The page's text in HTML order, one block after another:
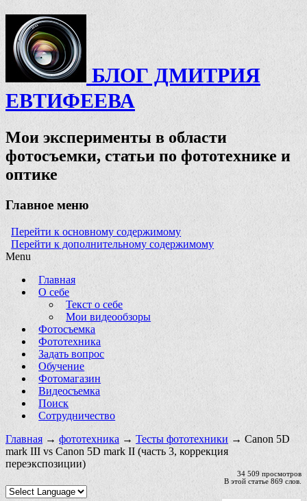
БЛОГ ДМИТРИЯ
ЕВТИФЕЕВА
Мои эксперименты в области
фотосъемки, статьи по фототехнике и
оптике
Главное меню
Перейти к основному содержимому
Перейти к дополнительному содержимому
Menu
Главная
О себе
Текст о себе
Мои видеообзоры
Фотосъемка
Фототехника
Задать вопрос
Обучение
Фотомагазин
Видеосъемка
Поиск
Сотрудничество
Главная → фототехника → Тесты фототехники → Canon 5D
mark III vs Canon 5D mark II (часть 3, коррекция
переэкспозиции)
34 509 просмотров
В этой статье 869 слов.